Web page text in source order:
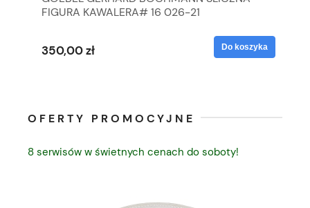
FIGURA KAWALERA# 16 026-21
350,00 zł Do koszyka
OFERTY PROMOCYJNE
8 serwisów w świetnych cenach do soboty!